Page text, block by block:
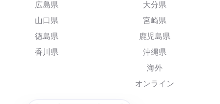
広島県
山口県
徳島県
香川県
大分県
宮崎県
鹿児島県
沖縄県
海外
オンライン